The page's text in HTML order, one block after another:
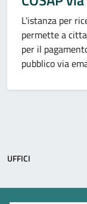
L'istanza per
permette a
per il
pubblico via
UFFICI